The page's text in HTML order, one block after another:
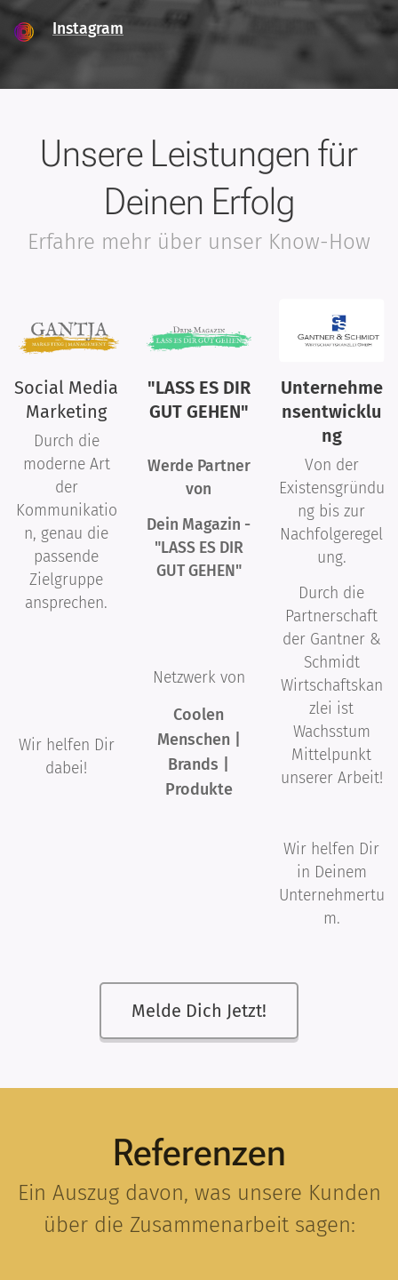
Instagram
Unsere Leistungen für
Deinen Erfolg
Erfahre mehr über unser Know-How
Social Media
Marketing
Durch die
moderne Art
der
Kommunikatio
n, genau die
passende
Zielgruppe
ansprechen.
Wir helfen Dir
dabei!
"LASS ES DIR
GUT GEHEN"
Werde Partner
von
Dein Magazin -
"LASS ES DIR
GUT GEHEN"
Netzwerk von
Coolen
Menschen |
Brands |
Produkte
Unternehme
nsentwicklu
ng
Von der
Existensgründu
ng bis zur
Nachfolgeregel
ung.
Durch die
Partnerschaft
der Gantner &
Schmidt
Wirtschaftskan
zlei ist
Wachsstum
Mittelpunkt
unserer Arbeit!
Wir helfen Dir
in Deinem
Unternehmertu
m.
Melde Dich Jetzt!
Referenzen
Ein Auszug davon, was unsere Kunden
über die Zusammenarbeit sagen: